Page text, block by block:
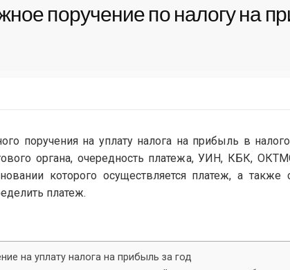
поручение по налогу на
поручения на уплату налога на прибыль в
органа, очередность платежа, УИН, КБК,
которого осуществляется платеж, а также
платеж.
на уплату налога на прибыль за год